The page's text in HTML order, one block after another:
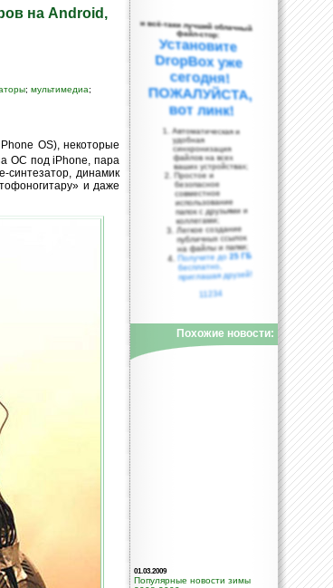
на Android,
; мультимедиа;
OS), некоторые
ОC под iPhone, пара
синтезатор, динамик
и даже
и всё-таки лучший облачный
файл-стор:
Установите
DropBox уже
сегодня!
ПОЖАЛУЙСТА,
вот линк!
Автоматическая и
удобная
синхронизация
файлов на всех
ваших устройствах;
Простое и
безопасное
совместное
использование
папок с друзьями и
коллегами;
Легкое создание
публичных ссылок
на файлы и папки;
Получите до25 ГБ
бесплатно,
приглашая друзей!
11234
Похожие новости:
01.03.2009
Популярные новости зимы